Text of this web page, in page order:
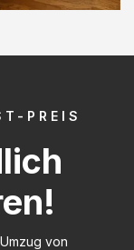
PREIS
von